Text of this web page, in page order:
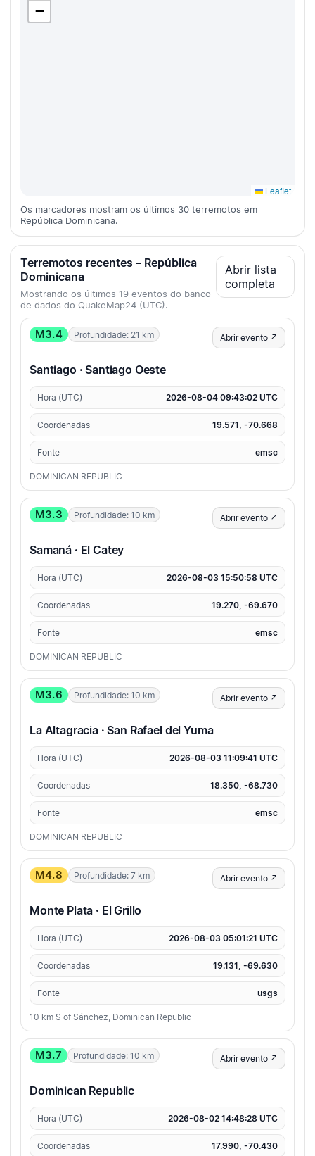
−
Leaflet
Os marcadores mostram os últimos 30 terremotos em
República Dominicana.
Terremotos recentes – República
Dominicana
Mostrando os últimos 19 eventos do banco
de dados do QuakeMap24 (UTC).
Abrir lista
completa
M3.4 Profundidade: 21 km Abrir evento ↗
Santiago · Santiago Oeste
Hora (UTC) 2026-08-04 09:43:02 UTC
Coordenadas 19.571, -70.668
Fonte emsc
DOMINICAN REPUBLIC
M3.3 Profundidade: 10 km Abrir evento ↗
Samaná · El Catey
Hora (UTC) 2026-08-03 15:50:58 UTC
Coordenadas 19.270, -69.670
Fonte emsc
DOMINICAN REPUBLIC
M3.6 Profundidade: 10 km Abrir evento ↗
La Altagracia · San Rafael del Yuma
Hora (UTC) 2026-08-03 11:09:41 UTC
Coordenadas 18.350, -68.730
Fonte emsc
DOMINICAN REPUBLIC
M4.8 Profundidade: 7 km Abrir evento ↗
Monte Plata · El Grillo
Hora (UTC) 2026-08-03 05:01:21 UTC
Coordenadas 19.131, -69.630
Fonte usgs
10 km S of Sánchez, Dominican Republic
M3.7 Profundidade: 10 km Abrir evento ↗
Dominican Republic
Hora (UTC) 2026-08-02 14:48:28 UTC
Coordenadas 17.990, -70.430